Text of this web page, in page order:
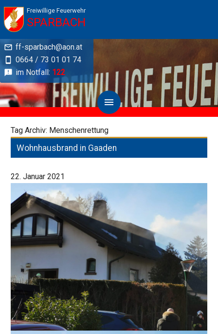
Freiwillige Feuerwehr
SPARBACH
ff-sparbach@aon.at
0664 / 73 01 01 74
im Notfall: 122
Tag Archiv: Menschenrettung
Wohnhausbrand in Gaaden
22. Januar 2021